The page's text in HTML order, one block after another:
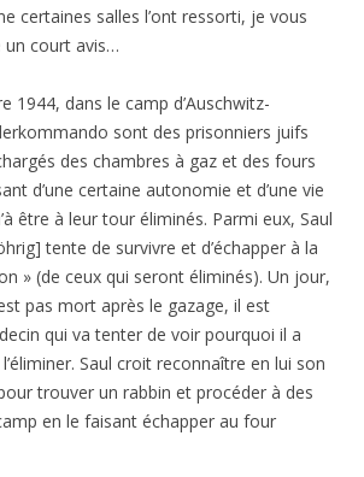
certaines salles l’ont ressorti, je vous
court avis…
1944, dans le camp d’Auschwitz-
sont des prisonniers juifs
des chambres à gaz et des fours
d’une certaine autonomie et d’une vie
être à leur tour éliminés. Parmi eux, Saul
tente de survivre et d’échapper à la
» (de ceux qui seront éliminés). Un jour,
pas mort après le gazage, il est
qui va tenter de voir pourquoi il a
Saul croit reconnaître en lui son
trouver un rabbin et procéder à des
en le faisant échapper au four